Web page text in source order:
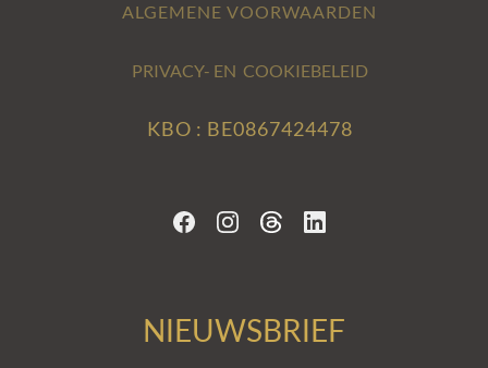
ALGEMENE VOORWAARDEN
PRIVACY- EN COOKIEBELEID
KBO : BE0867424478
NIEUWSBRIEF